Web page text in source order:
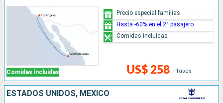
Comidas incluidas US$ 258 +Tasas
Precio especial familias
Hasta -60% en el 2° pasajero
Comidas incluidas
ESTADOS UNIDOS, MÉXICO